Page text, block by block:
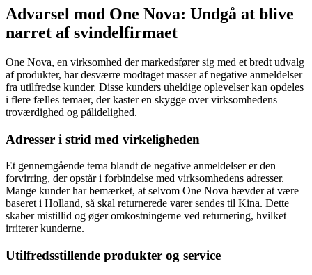
Advarsel mod One Nova: Undgå at blive
narret af svindelfirmaet
One Nova, en virksomhed der markedsfører sig med et bredt udvalg
af produkter, har desværre modtaget masser af negative anmeldelser
fra utilfredse kunder. Disse kunders uheldige oplevelser kan opdeles
i flere fælles temaer, der kaster en skygge over virksomhedens
troværdighed og pålidelighed.
Adresser i strid med virkeligheden
Et gennemgående tema blandt de negative anmeldelser er den
forvirring, der opstår i forbindelse med virksomhedens adresser.
Mange kunder har bemærket, at selvom One Nova hævder at være
baseret i Holland, så skal returnerede varer sendes til Kina. Dette
skaber mistillid og øger omkostningerne ved returnering, hvilket
irriterer kunderne.
Utilfredsstillende produkter og service